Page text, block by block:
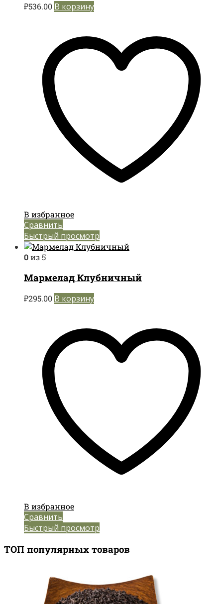
₽536.00 В корзину
В избранное
Сравнить
Быстрый просмотр
0из 5
Мармелад Клубничный
₽295.00 В корзину
В избранное
Сравнить
Быстрый просмотр
ТОП популярных товаров